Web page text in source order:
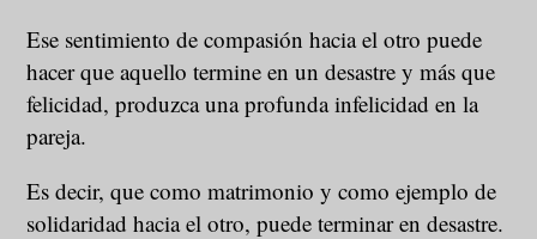
Ese sentimiento de compasión hacia el otro puede
hacer que aquello termine en un desastre y más que
felicidad, produzca una profunda infelicidad en la
pareja.
Es decir, que como matrimonio y como ejemplo de
solidaridad hacia el otro, puede terminar en desastre.